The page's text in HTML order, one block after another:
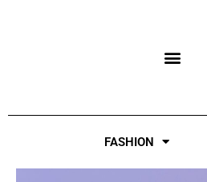
FASHION